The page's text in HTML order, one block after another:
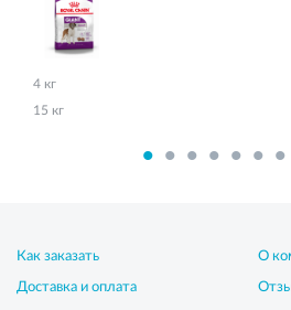
4 кг
15 кг
Как заказать
Доставка и оплата
О